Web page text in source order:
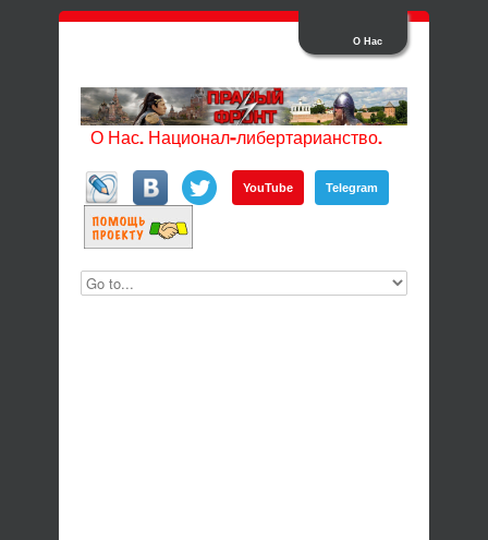
О Нас
О Нас. Национал-либертарианство.
YouTube Telegram